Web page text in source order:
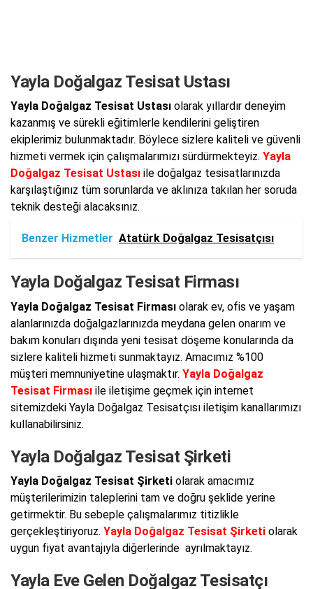
Yayla Doğalgaz Tesisat Ustası
Yayla Doğalgaz Tesisat Ustası olarak yıllardır deneyim
kazanmış ve sürekli eğitimlerle kendilerini geliştiren
ekiplerimiz bulunmaktadır. Böylece sizlere kaliteli ve güvenli
hizmeti vermek için çalışmalarımızı sürdürmekteyiz. Yayla
Doğalgaz Tesisat Ustası ile doğalgaz tesisatlarınızda
karşılaştığınız tüm sorunlarda ve aklınıza takılan her soruda
teknik desteği alacaksınız.
Benzer Hizmetler Atatürk Doğalgaz Tesisatçısı
Yayla Doğalgaz Tesisat Firması
Yayla Doğalgaz Tesisat Firması olarak ev, ofis ve yaşam
alanlarınızda doğalgazlarınızda meydana gelen onarım ve
bakım konuları dışında yeni tesisat döşeme konularında da
sizlere kaliteli hizmeti sunmaktayız. Amacımız %100
müşteri memnuniyetine ulaşmaktır. Yayla Doğalgaz
Tesisat Firması ile iletişime geçmek için internet
sitemizdeki Yayla Doğalgaz Tesisatçısı iletişim kanallarımızı
kullanabilirsiniz.
Yayla Doğalgaz Tesisat Şirketi
Yayla Doğalgaz Tesisat Şirketi olarak amacımız
müşterilerimizin taleplerini tam ve doğru şeklide yerine
getirmektir. Bu sebeple çalışmalarımız titizlikle
gerçekleştiriyoruz. Yayla Doğalgaz Tesisat Şirketi olarak
uygun fiyat avantajıyla diğerlerinde ayrılmaktayız.
Yayla Eve Gelen Doğalgaz Tesisatçı